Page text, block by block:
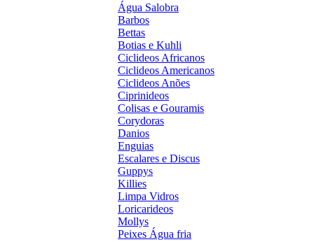
Água Salobra
Barbos
Bettas
Botias e Kuhli
Ciclideos Africanos
Ciclideos Americanos
Ciclideos Anões
Ciprinideos
Colisas e Gouramis
Corydoras
Danios
Enguias
Escalares e Discus
Guppys
Killies
Limpa Vidros
Loricarideos
Mollys
Peixes Água fria